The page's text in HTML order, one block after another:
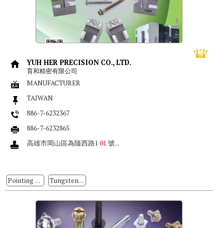
YUH HER PRECISION CO., LTD.
育和精密有限公司
MANUFACTURER
TAIWAN
886-7-6232367
886-7-6232865
高雄市岡山區為隨西路1 01號...
Pointing dies, Self-drilling dies Tungsten Carbide Die